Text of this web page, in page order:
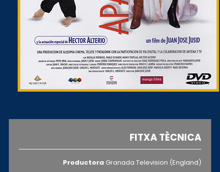
FITXA TÈCNICA
Productora Granada Television (England)